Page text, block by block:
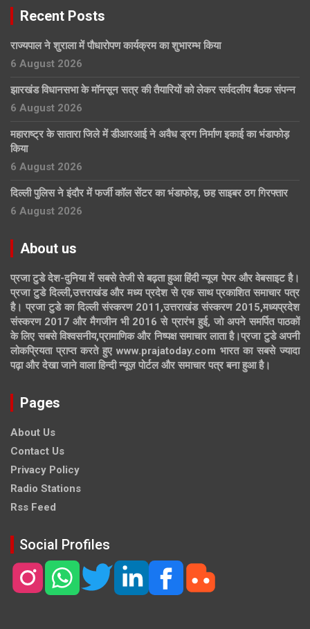
Recent Posts
राज्यपाल ने शुराला में पौधारोपण कार्यक्रम का शुभारम्भ किया
6 August 2026
झारखंड विधानसभा के मॉनसून सत्र की तैयारियों को लेकर सर्वदलीय बैठक संपन्न
6 August 2026
महाराष्ट्र के सातारा जिले में डीआरआई ने अवैध ड्रग निर्माण इकाई का भंडाफोड़
किया
6 August 2026
दिल्ली पुलिस ने इंदौर में फर्जी कॉल सेंटर का भंडाफोड़, छह साइबर ठग गिरफ्तार
6 August 2026
About us
प्रजा टुडे देश-दुनिया में सबसे तेजी से बढ़ता हुआ हिंदी न्यूज पेपर और वेबसाइट है।
प्रजा टुडे दिल्ली,उत्तराखंड और मध्य प्रदेश से एक साथ प्रकाशित समाचार पत्र
है। प्रजा टुडे का दिल्ली संस्करण 2011,उत्तराखंड संस्करण 2015,मध्यप्रदेश
संस्करण 2017 और मैगजीन भी 2016 से प्रारंभ हुई, जो अपने समर्पित पाठकों
के लिए सबसे विश्वसनीय,प्रामाणिक और निष्पक्ष समाचार लाता है।प्रजा टुडे अपनी
लोकप्रियता प्राप्त करते हुए www.prajatoday.com भारत का सबसे ज्यादा
पढ़ा और देखा जाने वाला हिन्दी न्यूज़ पोर्टल और समाचार पत्र बना हुआ है।
Pages
About Us
Contact Us
Privacy Policy
Radio Stations
Rss Feed
Social Profiles